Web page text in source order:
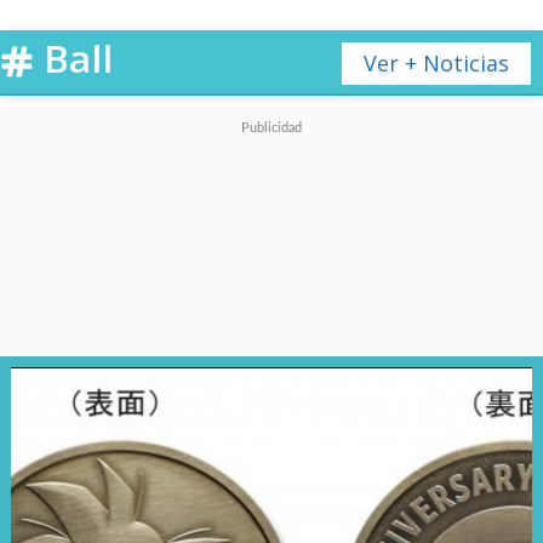
El anime, que tuvo a Toriyama
en el concepto original,
realizando los diseños de
personajes y trabajando en toda
la historia antes de su
Ver + Noticias
Ball